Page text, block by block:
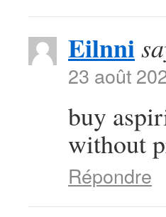
Eilnni
23 août
buy
without
Répondre